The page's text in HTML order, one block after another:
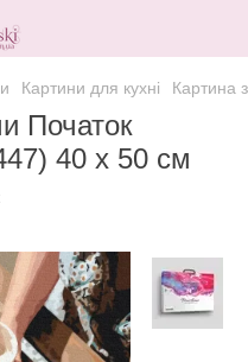
Картини для кухні Картина
Початок
40 х 50 см